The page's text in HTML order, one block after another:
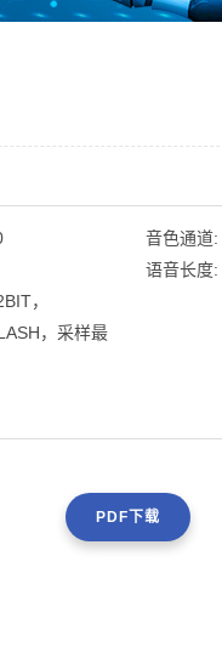
音色通道:
语音长度:
，
，采样最
PDF下载